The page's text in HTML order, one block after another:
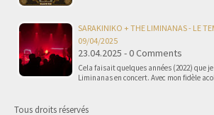
SARAKINIKO + THE LIMINANAS - LE
09/04/2025
23.04.2025 - 0 Comments
Cela faisait quelques années (2022) que
Liminanas en concert. Avec mon fidèle
Tous droits réservés